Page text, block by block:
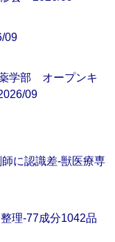
09
学部 オープンキ
09
に認識差‐獣医療専
理‐77成分1042品